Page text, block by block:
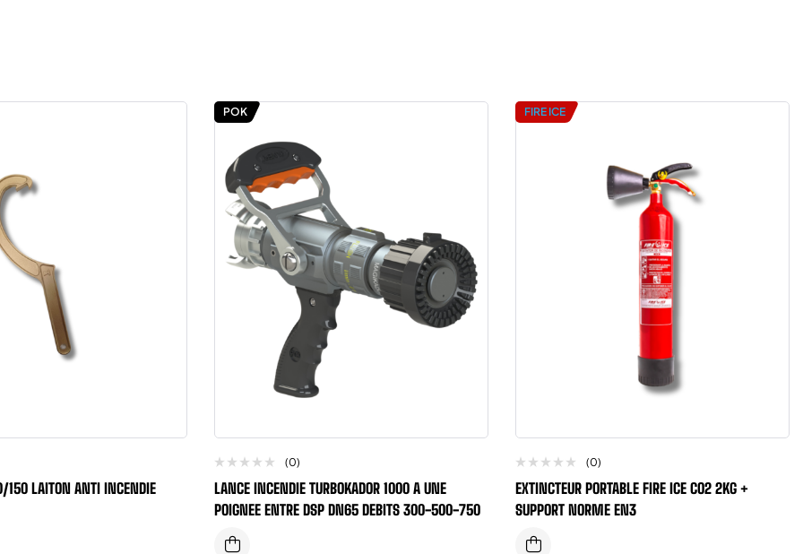
150 LAITON ANTI INCENDIE
POK
(0)
LANCE INCENDIE TURBOKADOR 1000 A UNE
POIGNEE ENTRE DSP DN65 DEBITS 300-500-750
FIRE ICE
(0)
EXTINCTEUR PORTABLE FIRE ICE CO2 2KG +
SUPPORT NORME EN3